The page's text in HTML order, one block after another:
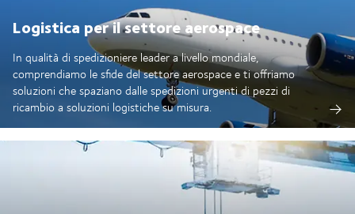
Logistica per il settore aerospace
In qualità di spedizioniere leader a livello mondiale,
comprendiamo le sfide del settore aerospace e ti offriamo
soluzioni che spaziano dalle spedizioni urgenti di pezzi di
ricambio a soluzioni logistiche su misura.